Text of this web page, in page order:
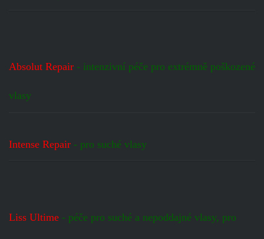
Absolut Repair- intenzivní péče pro extrémně poškozené
vlasy
Intense Repair- pro suché vlasy
Liss Ultime- péče pro suché a nepoddajné vlasy, pro